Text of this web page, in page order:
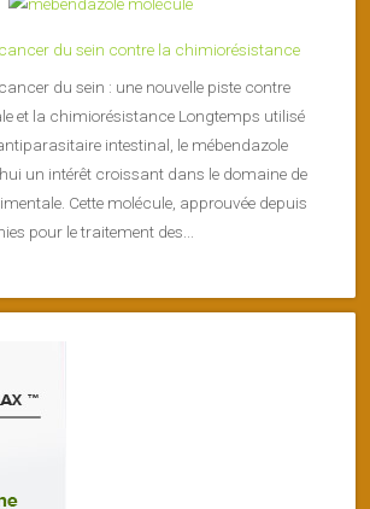
du sein contre la chimiorésistance
du sein : une nouvelle piste contre
et la chimiorésistance Longtemps utilisé
intestinal, le mébendazole
un intérêt croissant dans le domaine de
Cette molécule, approuvée depuis
pour le traitement des...